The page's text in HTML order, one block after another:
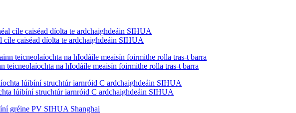
caiséad díolta te ardchaighdeáin SIHUA
teicneolaíochta na hIodáile meaisín foirmithe rolla tras-t barra
lúibíní struchtúr iarnróid C ardchaighdeáin SIHUA